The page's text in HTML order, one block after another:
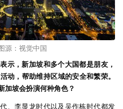
源：视觉中国
示，新加坡和多个大国都是朋友，
动，帮助维持区域的安全和繁荣。
加坡会扮演何种角色？
、李显龙时代以及吴作栋时代都发